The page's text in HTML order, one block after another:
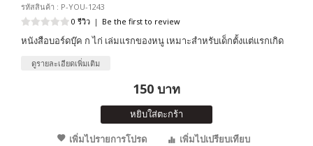
รหัสสินค้า : P-YOU-1243
0 รีวิว | Be the first to review
หนังสือบอร์ดบุ๊ค ก ไก่ เล่มแรกของหนู เหมาะสำหรับเด็กตั้งแต่แรกเกิด
ดูรายละเอียดเพิ่มเติม
150 บาท
หยิบใส่ตะกร้า
เพิ่มไปรายการโปรด
เพิ่มไปเปรียบเทียบ